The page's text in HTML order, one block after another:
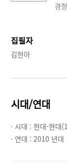
경
집필자
김현아
시대/연대
· 시대 :현대-현대
· 연대 :2010 년대